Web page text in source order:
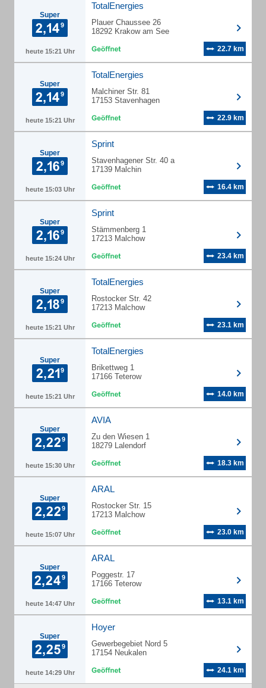
Super
heute 15:21 Uhr
TotalEnergies
Plauer Chaussee 26
18292 Krakow am See
22.7 km
Super
heute 15:21 Uhr
TotalEnergies
Malchiner Str. 81
17153 Stavenhagen
22.9 km
Super
heute 15:03 Uhr
Sprint
Stavenhagener Str. 40 a
17139 Malchin
16.4 km
Super
heute 15:24 Uhr
Sprint
Stämmenberg 1
17213 Malchow
23.4 km
Super
heute 15:21 Uhr
TotalEnergies
Rostocker Str. 42
17213 Malchow
23.1 km
Super
heute 15:21 Uhr
TotalEnergies
Brikettweg 1
17166 Teterow
14.0 km
Super
heute 15:30 Uhr
AVIA
Zu den Wiesen 1
18279 Lalendorf
18.3 km
Super
heute 15:07 Uhr
ARAL
Rostocker Str. 15
17213 Malchow
23.0 km
Super
heute 14:47 Uhr
ARAL
Poggestr. 17
17166 Teterow
13.1 km
Super
heute 14:29 Uhr
Hoyer
Gewerbegebiet Nord 5
17154 Neukalen
24.1 km